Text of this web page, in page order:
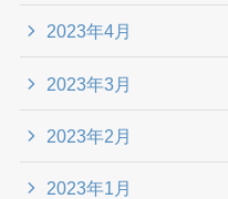
2023年4月
2023年3月
2023年2月
2023年1月